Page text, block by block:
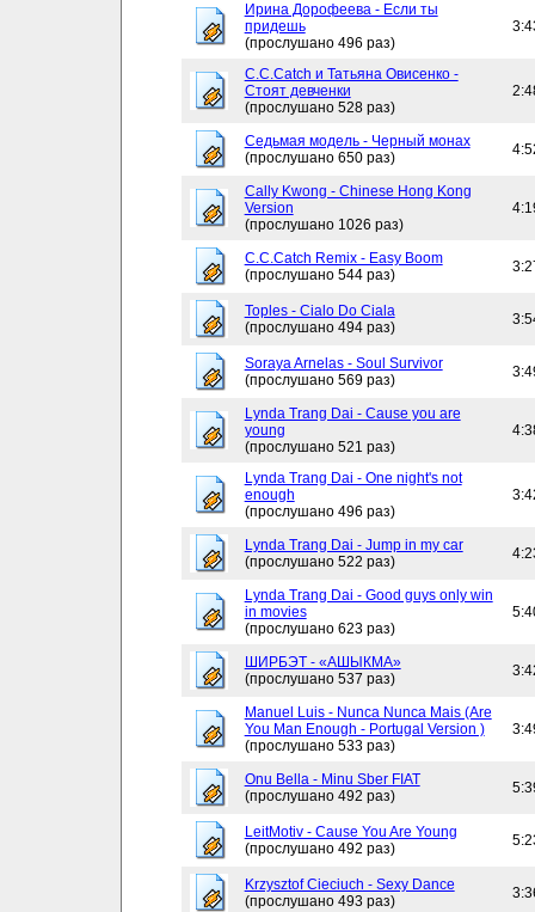
Ирина Дорофеева - Если ты
придешь
(прослушано 496 раз)
C.C.Catch и Татьяна Овисенко -
Стоят девченки
(прослушано 528 раз)
Седьмая модель - Черный монах
(прослушано 650 раз)
Cally Kwong - Chinese Hong Kong
Version
(прослушано 1026 раз)
C.C.Catch Remix - Easy Boom
(прослушано 544 раз)
Toples - Cialo Do Ciala
(прослушано 494 раз)
Soraya Arnelas - Soul Survivor
(прослушано 569 раз)
Lynda Trang Dai - Cause you are
young
(прослушано 521 раз)
Lynda Trang Dai - One night's not
enough
(прослушано 496 раз)
Lynda Trang Dai - Jump in my car
(прослушано 522 раз)
Lynda Trang Dai - Good guys only win
in movies
(прослушано 623 раз)
ШИРБЭТ - «АШЫКМА»
(прослушано 537 раз)
Manuel Luis - Nunca Nunca Mais (Are
You Man Enough - Portugal Version )
(прослушано 533 раз)
Onu Bella - Minu Sber FIAT
(прослушано 492 раз)
LeitMotiv - Cause You Are Young
(прослушано 492 раз)
Krzysztof Cieciuch - Sexy Dance
(прослушано 493 раз)